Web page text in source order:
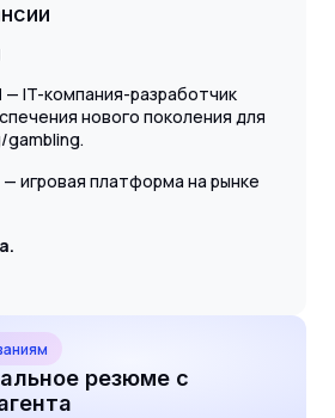
— IT-компания-разработчик
нового поколения для
gambling.
игровая платформа на рынке
резюме с